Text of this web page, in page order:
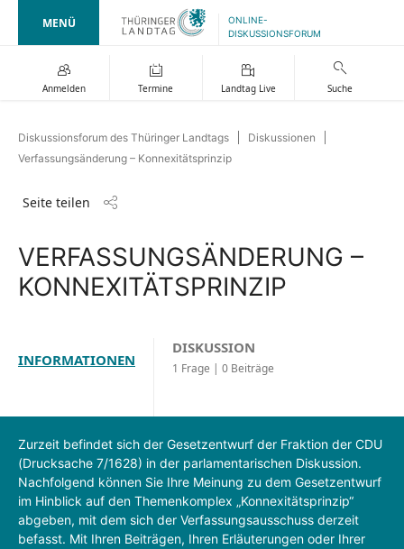
MENÜ
ONLINE-
DISKUSSIONSFORUM
Anmelden Termine Landtag Live Suche
Diskussionsforum des Thüringer Landtags
Diskussionen
Verfassungsänderung – Konnexitätsprinzip
Seite teilen
VERFASSUNGSÄNDERUNG –
KONNEXITÄTSPRINZIP
INFORMATIONEN
DISKUSSION
1 Frage | 0 Beiträge
Zurzeit befindet sich der Gesetzentwurf der Fraktion der CDU
(Drucksache 7/1628) in der parlamentarischen Diskussion.
Nachfolgend können Sie Ihre Meinung zu dem Gesetzentwurf
im Hinblick auf den Themenkomplex „Konnexitätsprinzip“
abgeben, mit dem sich der Verfassungsausschuss derzeit
befasst. Mit Ihren Beiträgen, Ihren Erläuterungen oder Ihrer